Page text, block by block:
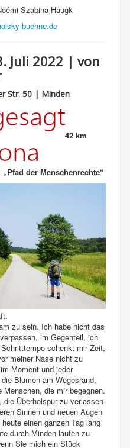
Szabina Haugk
buehne.de
Juli 2022 | von
Str. 50 | Minden
42 km
der Menschenrechte“
zu sein. Ich habe nicht das
im Gegenteil, ich
schenkt mir Zeit,
meiner Nase nicht zu
Moment und jeder
Blumen am Wegesrand,
die mir begegnen.
die Überholspur zu verlassen
Sinnen und neuen Augen
einen ganzen Tag lang
durch Minden laufen zu
Sie mich ein Stück